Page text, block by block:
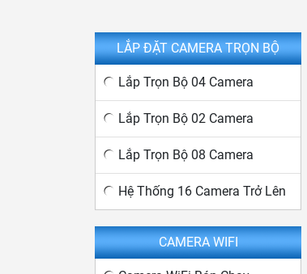
LẮP ĐẶT CAMERA TRỌN BỘ
Lắp Trọn Bộ 04 Camera
Lắp Trọn Bộ 02 Camera
Lắp Trọn Bộ 08 Camera
Hệ Thống 16 Camera Trở Lên
CAMERA WIFI